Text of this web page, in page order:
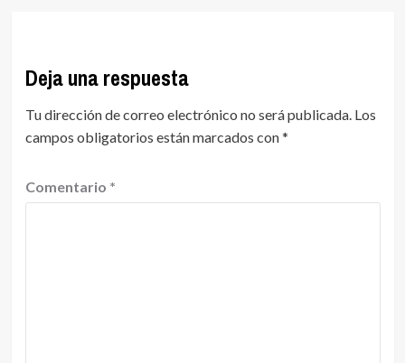
Deja una respuesta
Tu dirección de correo electrónico no será publicada. Los
campos obligatorios están marcados con*
Comentario *